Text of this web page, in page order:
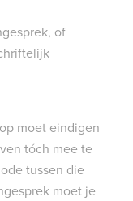
of
moet eindigen
tóch mee te
tussen die
moet je